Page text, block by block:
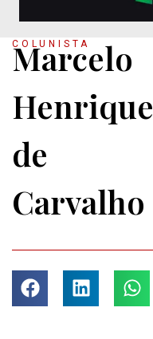
COLUNISTA
Marcelo
Henrique
de
Carvalho